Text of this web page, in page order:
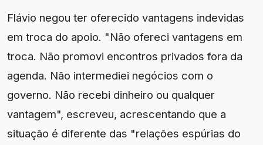
Flávio negou ter oferecido vantagens indevidas
em troca do apoio. "Não ofereci vantagens em
troca. Não promovi encontros privados fora da
agenda. Não intermediei negócios com o
governo. Não recebi dinheiro ou qualquer
vantagem", escreveu, acrescentando que a
situação é diferente das "relações espúrias do